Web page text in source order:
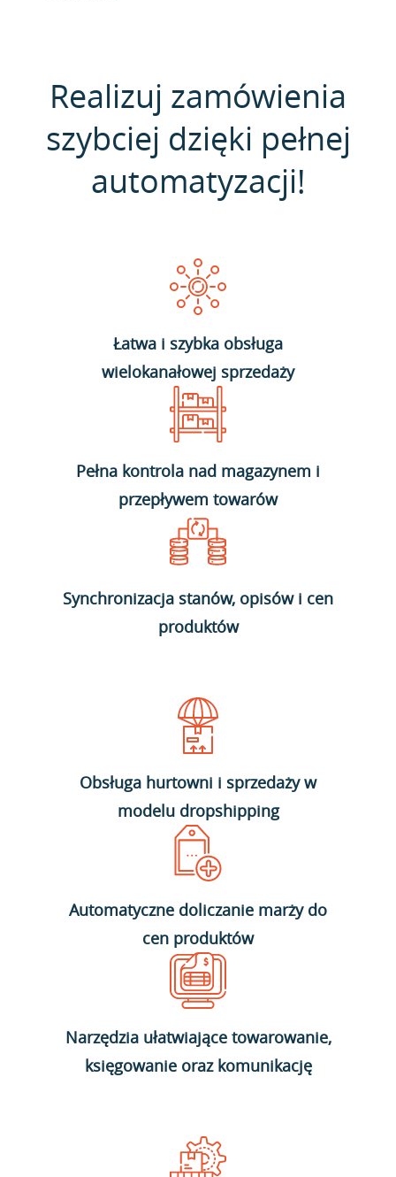
Realizuj zamówienia
szybciej dzięki pełnej
automatyzacji!
Łatwa i szybka obsługa
wielokanałowej sprzedaży
Pełna kontrola nad magazynem i
przepływem towarów
Synchronizacja stanów, opisów i cen
produktów
Obsługa hurtowni i sprzedaży w
modelu dropshipping
Automatyczne doliczanie marży do
cen produktów
Narzędzia ułatwiające towarowanie,
księgowanie oraz komunikację